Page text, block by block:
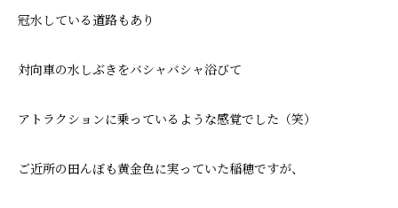
冠水している道路もあり
対向車の水しぶきをバシャバシャ浴びて
アトラクションに乗っているような感覚でした（笑）
ご近所の田んぼも黄金色に実っていた稲穂ですが、